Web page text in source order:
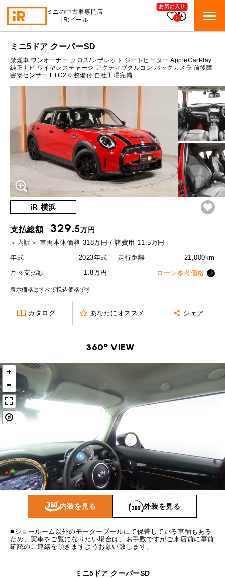
ミニの中古車専門店
iR:イール
お気に入り
0
ROVER MINI
TRADE 買取
TOP
iRの買取が他社よりも高い理由
必要書類
買取Q&A
iRで愛車を売却されたお客様の声
BMWミニ買取査定依頼
ローバーミニ買取査定依頼
MAINTENANCE メンテナンス
TOP
BMWミニ メンテナンス
ローバーミニ メンテナンス
最近の修理実績
BLOG & MEDIA ブログ＆メディア
TOP
MINI Blog スタッフブログ
User's Voice 購入者様の声
Part's Report パーツ販売のご案内
Movie 動画一覧
MINI KNOWLEDGE
TOP
BMWミニナレッジ
ローバーミニナレッジ
ABOUT iR iRについて
スタッフ紹介
MAP
リクルート
RECRUIT 採用情報
お問い合わせ サイトマップ
工場
BMW MINI
査定依頼
営業時間
10:00～18:00
定休日
月曜日（祝日の場合は火曜日）
ローン参考価格
通常ローンの場合
月々支払額 2.6 万円
総支払額 393 万円
頭金 50 万円
支払回数 84 回
ボーナス支払回数/年 2 回
内訳
1回目 28,798 円
2回目以降
ボーナス月追加額 90,000
ボーナス月数 14 回
残価ローンの場合
月々支払額 1.8 万円
残価 万円
支払回数 84 回
ボーナス支払回数/年
1回目
2回目以降 17,800 円
ボーナス月追加額 90,000 円
ボーナス月数
ミニ5ドア クーパーSD
禁煙車 ワンオーナー クロス/レザレット シートヒーター AppleCarPlay
純正ナビ ワイヤレスチャージ アクティブクルコン バックカメラ 前後障
害物センサー ETC2.0 整備付 自社工場完備
iR 横浜
支払総額 329.5万円
＜内訳＞ 車両本体価格 318万円 / 諸費用 11.5万円
年式
2023年式 走行距離
21,000km
月々支払額
1.8万円 ローン参考価格
表示価格はすべて税込価格です
カタログ あなたにオススメ シェア
360° VIEW
内装を見る 外装を見る
■ショールーム以外のモータープールにて保管している車輌もある
ため、実車をご覧になりたい場合は、お手数ですがご来店前に事前
確認のご連絡を頂きますようお願い致します。
ミニ5ドア クーパーSD